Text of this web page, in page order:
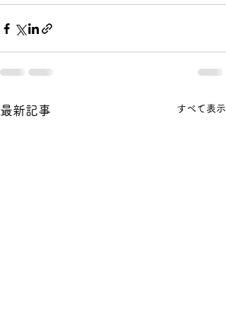
最新記事 すべて表示